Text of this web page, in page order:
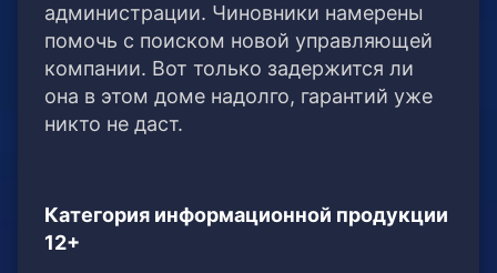
администрации. Чиновники намерены
помочь с поиском новой управляющей
компании. Вот только задержится ли
она в этом доме надолго, гарантий уже
никто не даст.
Категория информационной продукции
12+